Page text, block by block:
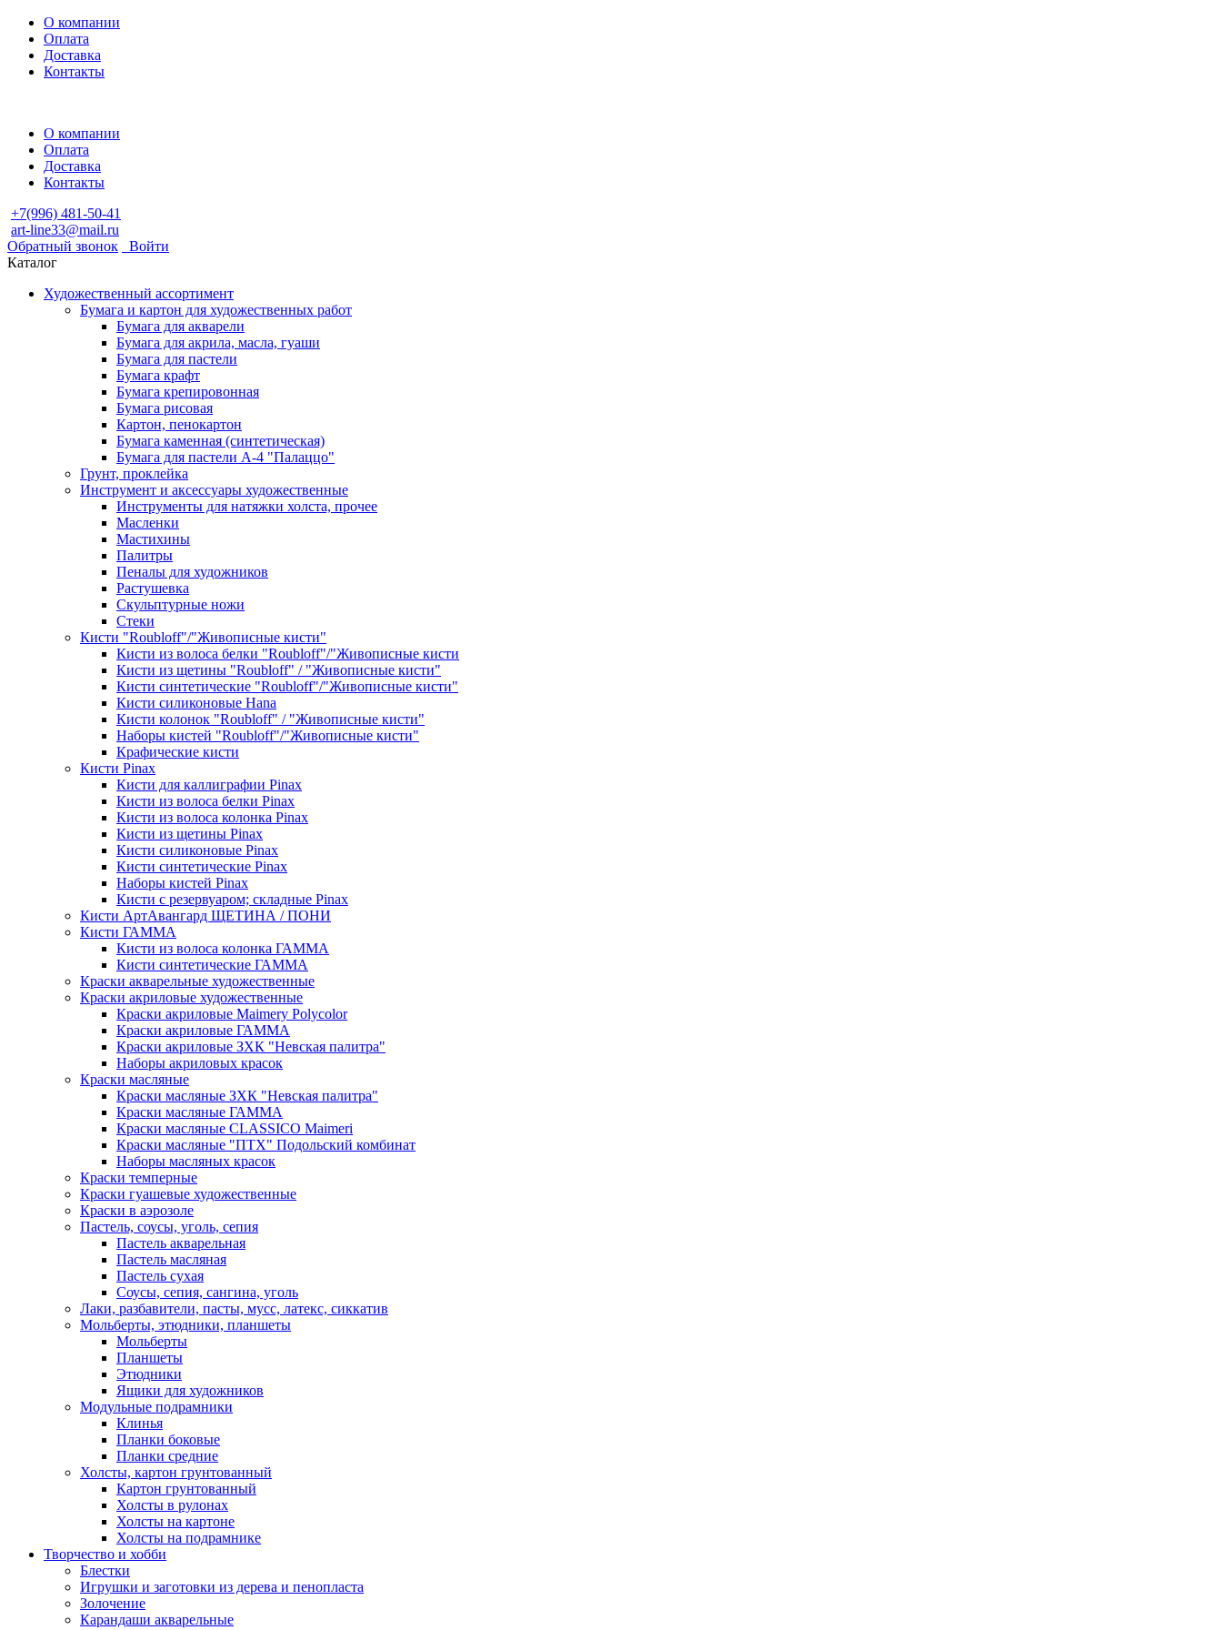
О компании
Оплата
Доставка
Контакты
О компании
Оплата
Доставка
Контакты
+7(996) 481-50-41
art-line33@mail.ru
Обратный звонок
Войти
Каталог
Художественный ассортимент
Бумага и картон для художественных работ
Бумага для акварели
Бумага для акрила, масла, гуаши
Бумага для пастели
Бумага крафт
Бумага крепировонная
Бумага рисовая
Картон, пенокартон
Бумага каменная (синтетическая)
Бумага для пастели А-4 "Палаццо"
Грунт, проклейка
Инструмент и аксессуары художественные
Инструменты для натяжки холста, прочее
Масленки
Мастихины
Палитры
Пеналы для художников
Растушевка
Скульптурные ножи
Стеки
Кисти "Roubloff"/"Живописные кисти"
Кисти из волоса белки "Roubloff"/"Живописные кисти
Кисти из щетины "Roubloff" / "Живописные кисти"
Кисти синтетические "Roubloff"/"Живописные кисти"
Кисти силиконовые Hana
Кисти колонок "Roubloff" / "Живописные кисти"
Наборы кистей "Roubloff"/"Живописные кисти"
Крафические кисти
Кисти Pinax
Кисти для каллиграфии Pinax
Кисти из волоса белки Pinax
Кисти из волоса колонка Pinax
Кисти из щетины Pinax
Кисти силиконовые Pinax
Кисти синтетические Pinax
Наборы кистей Pinax
Кисти с резервуаром; складные Pinax
Кисти АртАвангард ЩЕТИНА / ПОНИ
Кисти ГАММА
Кисти из волоса колонка ГАММА
Кисти синтетические ГАММА
Краски акварельные художественные
Краски акриловые художественные
Краски акриловые Maimery Polycolor
Краски акриловые ГАММА
Краски акриловые ЗХК "Невская палитра"
Наборы акриловых красок
Краски масляные
Краски масляные ЗХК "Невская палитра"
Краски масляные ГАММА
Краски масляные CLASSICO Maimeri
Краски масляные "ПТХ" Подольский комбинат
Наборы масляных красок
Краски темперные
Краски гуашевые художественные
Краски в аэрозоле
Пастель, соусы, уголь, сепия
Пастель акварельная
Пастель масляная
Пастель сухая
Соусы, сепия, сангина, уголь
Лаки, разбавители, пасты, мусс, латекс, сиккатив
Мольберты, этюдники, планшеты
Мольберты
Планшеты
Этюдники
Ящики для художников
Модульные подрамники
Клинья
Планки боковые
Планки средние
Холсты, картон грунтованный
Картон грунтованный
Холсты в рулонах
Холсты на картоне
Холсты на подрамнике
Творчество и хобби
Блестки
Игрушки и заготовки из дерева и пенопласта
Золочение
Карандаши акварельные